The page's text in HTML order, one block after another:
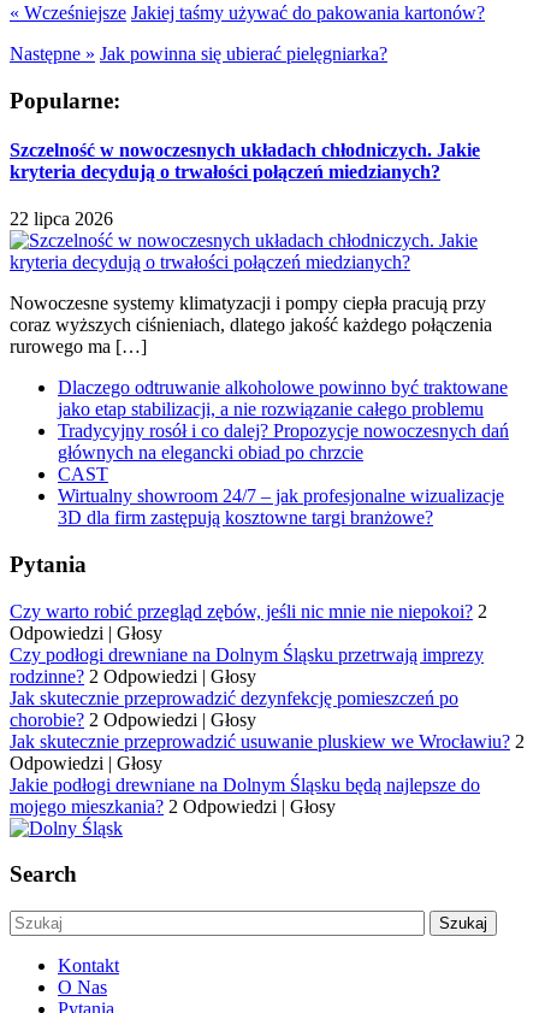
« Wcześniejsze Jakiej taśmy używać do pakowania kartonów?
Następne » Jak powinna się ubierać pielęgniarka?
Popularne:
Szczelność w nowoczesnych układach chłodniczych. Jakie
kryteria decydują o trwałości połączeń miedzianych?
22 lipca 2026
Nowoczesne systemy klimatyzacji i pompy ciepła pracują przy
coraz wyższych ciśnieniach, dlatego jakość każdego połączenia
rurowego ma […]
Dlaczego odtruwanie alkoholowe powinno być traktowane
jako etap stabilizacji, a nie rozwiązanie całego problemu
Tradycyjny rosół i co dalej? Propozycje nowoczesnych dań
głównych na elegancki obiad po chrzcie
CAST
Wirtualny showroom 24/7 – jak profesjonalne wizualizacje
3D dla firm zastępują kosztowne targi branżowe?
Pytania
Czy warto robić przegląd zębów, jeśli nic mnie nie niepokoi? 2
Odpowiedzi | Głosy
Czy podłogi drewniane na Dolnym Śląsku przetrwają imprezy
rodzinne? 2 Odpowiedzi | Głosy
Jak skutecznie przeprowadzić dezynfekcję pomieszczeń po
chorobie? 2 Odpowiedzi | Głosy
Jak skutecznie przeprowadzić usuwanie pluskiew we Wrocławiu? 2
Odpowiedzi | Głosy
Jakie podłogi drewniane na Dolnym Śląsku będą najlepsze do
mojego mieszkania? 2 Odpowiedzi | Głosy
Search
Kontakt
O Nas
Pytania